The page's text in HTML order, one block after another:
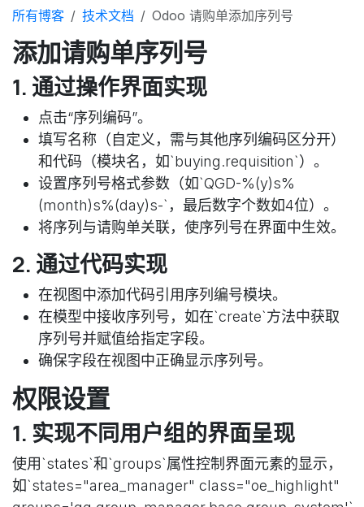
所有博客 技术文档 Odoo 请购单添加序列号
添加请购单序列号
1. 通过操作界面实现
点击“序列编码”。
填写名称（自定义，需与其他序列编码区分开）
和代码（模块名，如`buying.requisition`）。
设置序列号格式参数（如`QGD-%(y)s%
(month)s%(day)s-`，最后数字个数如4位）。
将序列与请购单关联，使序列号在界面中生效。
2. 通过代码实现
在视图中添加代码引用序列编号模块。
在模型中接收序列号，如在`create`方法中获取
序列号并赋值给指定字段。
确保字段在视图中正确显示序列号。
权限设置
1. 实现不同用户组的界面呈现
使用`states`和`groups`属性控制界面元素的显示，
如`states="area_manager" class="oe_highlight"